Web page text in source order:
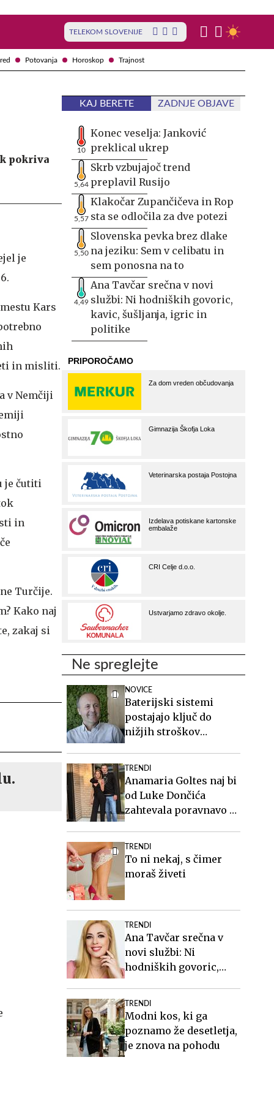
Potovanja Horoskop Trajnost
TELEKOM SLOVENIJE
pokriva
je
Kars
in misliti.
v Nemčiji
je čutiti
in
Turčije.
Kako naj
zakaj si
KAJ BERETE ZADNJE OBJAVE
10
Konec veselja: Janković
preklical ukrep
5,64
Skrb vzbujajoč trend
preplavil Rusijo
5,57
Klakočar Zupančičeva in Rop
sta se odločila za dve potezi
5,50
Slovenska pevka brez dlake
na jeziku: Sem v celibatu in
sem ponosna na to
4,49
Ana Tavčar srečna v novi
službi: Ni hodniških govoric,
kavic, šušljanja, igric in
politike
Ne spreglejte
NOVICE
Baterijski sistemi
postajajo ključ do
nižjih stroškov
TRENDI
Anamaria Goltes naj bi
od Luke Dončića
zahtevala poravnavo v
TRENDI
To ni nekaj, s čimer
moraš živeti
TRENDI
Ana Tavčar srečna v
novi službi: Ni
hodniških govoric,
TRENDI
Modni kos, ki ga
poznamo že desetletja,
je znova na pohodu